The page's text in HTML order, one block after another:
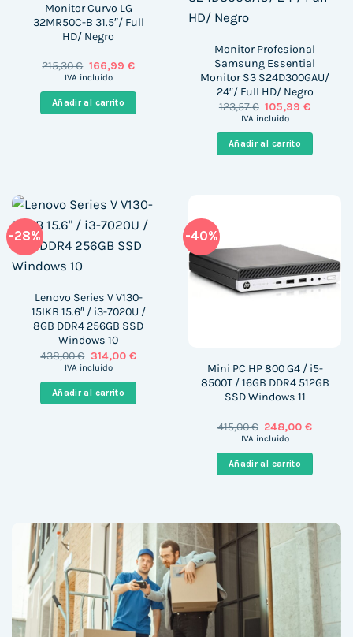
Monitor Curvo LG
32MR50C-B 31.5″/ Full
HD/ Negro
215,30€ El
precio
era:
215,30 €.
166,99 €El
es:
166,99 €.
IVA incluido
Añadir al carrito
Monitor Profesional
Samsung Essential
Monitor S3 S24D300GAU/
24″/ Full HD/ Negro
123,57€ El
precio
era:
123,57 €.
105,99€El
es:
105,99 €.
IVA incluido
Añadir al carrito
-28%
Lenovo Series V V130-
15IKB 15.6″ / i3-7020U /
8GB DDR4 256GB SSD
Windows 10
438,00€ El
precio
era:
438,00 €.
314,00 €El
es:
314,00 €.
IVA incluido
Añadir al carrito
-40%
Mini PC HP 800 G4 / i5-
8500T / 16GB DDR4 512GB
SSD Windows 11
415,00€ El
precio
era:
415,00 €.
248,00€El
es:
248,00
IVA incluido
Añadir al carrito